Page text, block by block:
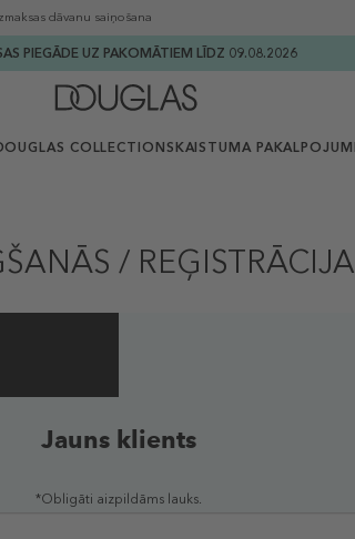
dāvanu saiņošana
PIEGĀDE UZ PAKOMĀTIEM LĪDZ 09.08.2026
COLLECTION SKAISTUMA PAKALPOJUMI
/ REĢISTRĀCIJA
Jauns klients
*Obligāti aizpildāms lauks.